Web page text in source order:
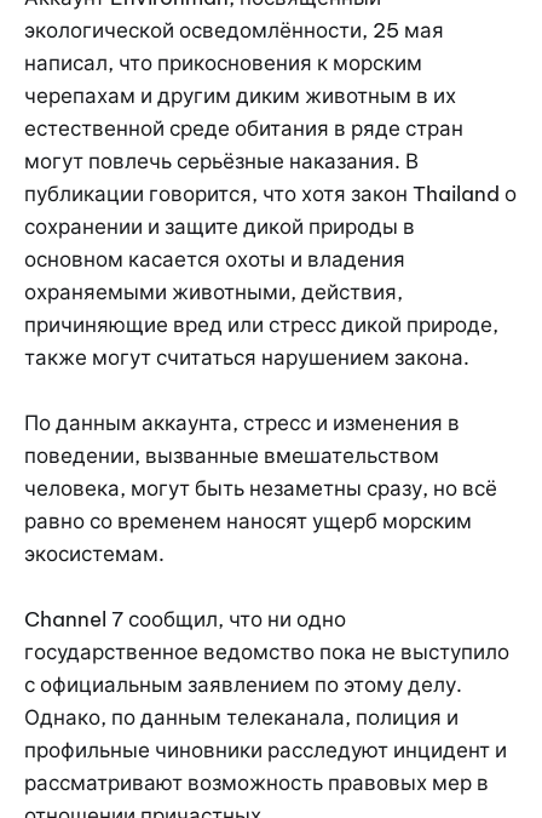
экологической осведомлённости, 25 мая
написал, что прикосновения к морским
черепахам и другим диким животным в их
естественной среде обитания в ряде стран
могут повлечь серьёзные наказания. В
публикации говорится, что хотя закон Thailand о
сохранении и защите дикой природы в
основном касается охоты и владения
охраняемыми животными, действия,
причиняющие вред или стресс дикой природе,
также могут считаться нарушением закона.
По данным аккаунта, стресс и изменения в
поведении, вызванные вмешательством
человека, могут быть незаметны сразу, но всё
равно со временем наносят ущерб морским
экосистемам.
Channel 7 сообщил, что ни одно
государственное ведомство пока не выступило
с официальным заявлением по этому делу.
Однако, по данным телеканала, полиция и
профильные чиновники расследуют инцидент и
рассматривают возможность правовых мер в